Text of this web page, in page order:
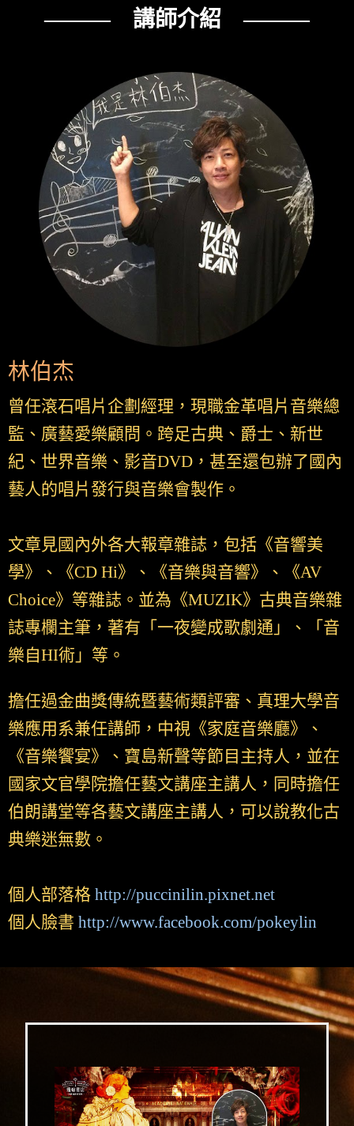
——— 講師介紹 ———
林伯杰
曾任滾石唱片企劃經理，現職金革唱片音樂總
監、廣藝愛樂顧問。跨足古典、爵士、新世
紀、世界音樂、影音DVD，甚至還包辦了國內
藝人的唱片發行與音樂會製作。
文章見國內外各大報章雜誌，包括《音響美
學》、《CD Hi》、《音樂與音響》、《AV
Choice》等雜誌。並為《MUZIK》古典音樂雜
誌專欄主筆，著有「一夜變成歌劇通」、「音
樂自HI術」等。
擔任過金曲獎傳統暨藝術類評審、真理大學音
樂應用系兼任講師，中視《家庭音樂廳》、
《音樂饗宴》、寶島新聲等節目主持人，並在
國家文官學院擔任藝文講座主講人，同時擔任
伯朗講堂等各藝文講座主講人，可以說教化古
典樂迷無數。
個人部落格 http://puccinilin.pixnet.net
個人臉書 http://www.facebook.com/pokeylin